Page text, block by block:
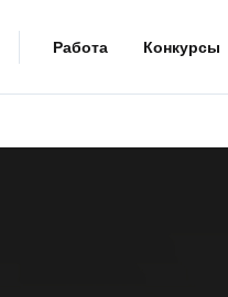
Работа Конкурсы